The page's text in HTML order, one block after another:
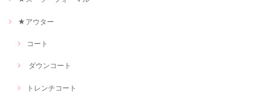
★アウター
コート
ダウンコート
トレンチコート